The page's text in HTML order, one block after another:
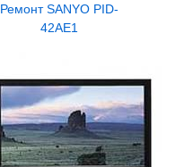
Ремонт SANYO PID-
42AE1